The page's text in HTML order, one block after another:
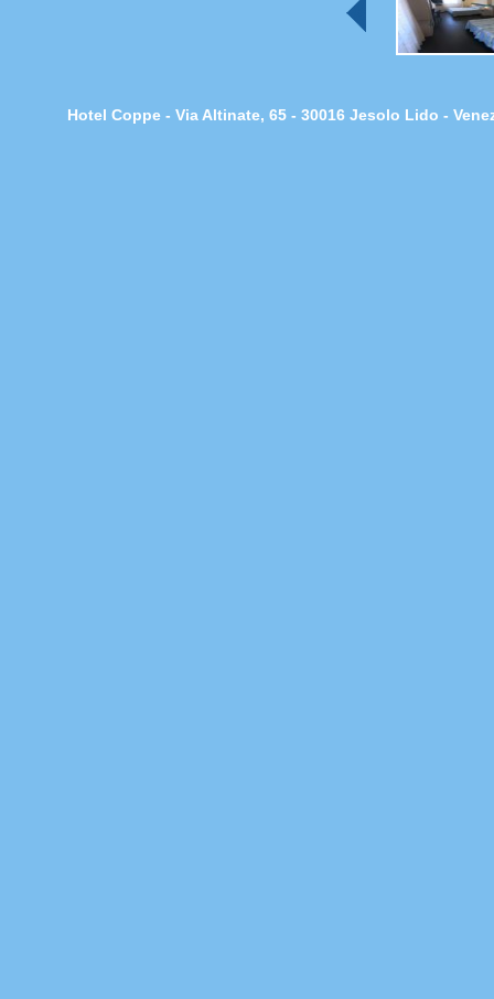
Hotel Coppe - Via Altinate, 65 - 30016 Jesolo Lido -